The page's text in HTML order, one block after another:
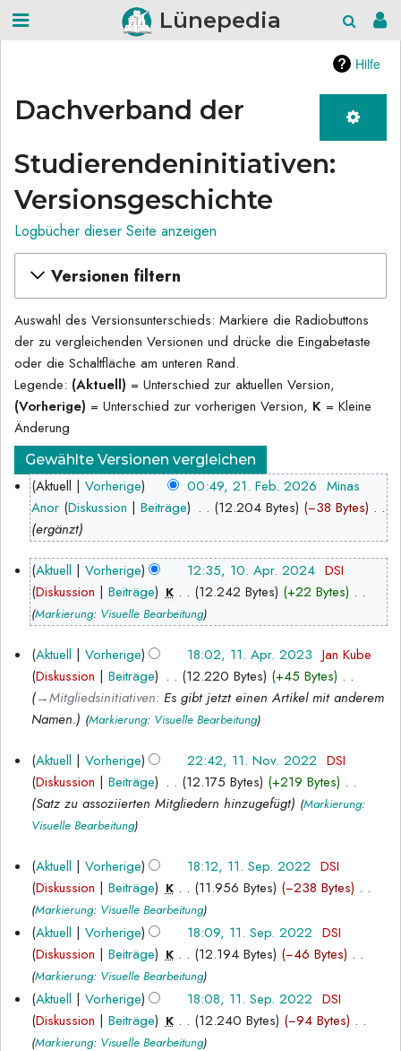
Lünepedia
Hilfe
Dachverband der
Studierendeninitiativen:
Versionsgeschichte
Logbücher dieser Seite anzeigen
Versionen filtern
Auswahl des Versionsunterschieds: Markiere die Radiobuttons
der zu vergleichenden Versionen und drücke die Eingabetaste
oder die Schaltfläche am unteren Rand.
Legende: (Aktuell) = Unterschied zur aktuellen Version,
(Vorherige) = Unterschied zur vorherigen Version, K = Kleine
Änderung
21.
Februar
2026
Aktuell Vorherige 00:49, 21. Feb. 2026 Minas
Anor Diskussion Beiträge 12.204 Bytes −38 Bytes
ergänzt
10.
April
2024
Aktuell Vorherige 12:35, 10. Apr. 2024‎ DSI
Diskussion
Beiträge ‎K 12.242 Bytes +22 Bytes
K
i
n
e
B
a
r
b
e
t
u
n
g
s
z
u
s
a
Markierung: Visuelle Bearbeitung
11.
April
2023
Aktuell Vorherige 18:02, 11. Apr. 2023 Jan Kube
Diskussion
Beiträge 12.220 Bytes +45 Bytes
→‎Mitgliedsinitiativen: Es gibt jetzt einen Artikel mit anderem
Namen.
Markierung: Visuelle Bearbeitung
11.
November
2022
Aktuell Vorherige 22:42, 11. Nov. 2022 DSI
Diskussion
Beiträge 12.175 Bytes +219 Bytes
Satz zu assoziierten Mitgliedern hinzugefügt
Markierung:
Visuelle Bearbeitung
11.
September
2022
Aktuell Vorherige 18:12, 11. Sep. 2022 DSI
Diskussion
Beiträge ‎K 11.956 Bytes −238 Bytes
K
e
i
n
e
B
e
Markierung: Visuelle Bearbeitung
Aktuell Vorherige 18:09, 11. Sep. 2022 DSI
Diskussion
Beiträge ‎K 12.194 Bytes −46 Bytes
K
e
i
n
Markierung: Visuelle Bearbeitung
Aktuell Vorherige 18:08, 11. Sep. 2022 DSI
Diskussion
Beiträge ‎K 12.240 Bytes −94 Bytes
KMarkierung: Visuelle Bearbeitung